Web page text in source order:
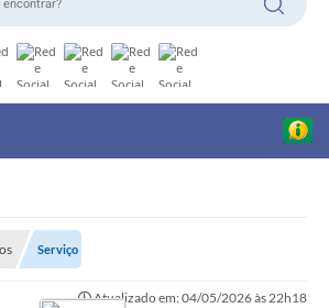
Serviço
Atualizado em: 04/05/2026 às 22h18